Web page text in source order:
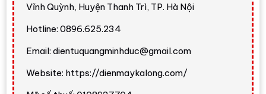
Thiết kế
Máy giặt Electrolux EWF1024D3SC
ngang hiện đại, màu
xám đen
, phù hợp phòng giặt gia
đình, căn hộ, nhà phố hoặc khu giặt riêng có tông màu
tối. Màu xám đen giúp tổng thể máy trông sang hơn, sạch
Vĩnh Quỳnh, Huyện Thanh Trì, TP. Hà Nội
Hotline: 0896.625.234
Email: dientuquangminhduc@gmail.com
Website: https://dienmaykalong.com/